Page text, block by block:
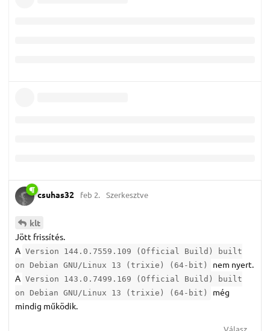
csuhas32 feb 2. Szerkesztve
klt
Jött frissítés.
A Version 144.0.7559.109 (Official Build) built
on Debian GNU/Linux 13 (trixie) (64-bit)
nem nyert.
A Version 143.0.7499.169 (Official Build) built
on Debian GNU/Linux 13 (trixie) (64-bit)
még
mindig működik.
Válasz